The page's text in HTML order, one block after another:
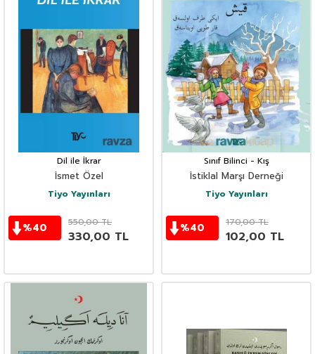
Dil ile İkrar
İsmet Özel
Tiyo Yayınları
%40 550,00TL
330,00 TL
Sınıf Bilinci - Kış
İstiklal Marşı Derneği
Tiyo Yayınları
%40 170,00TL
102,00 TL